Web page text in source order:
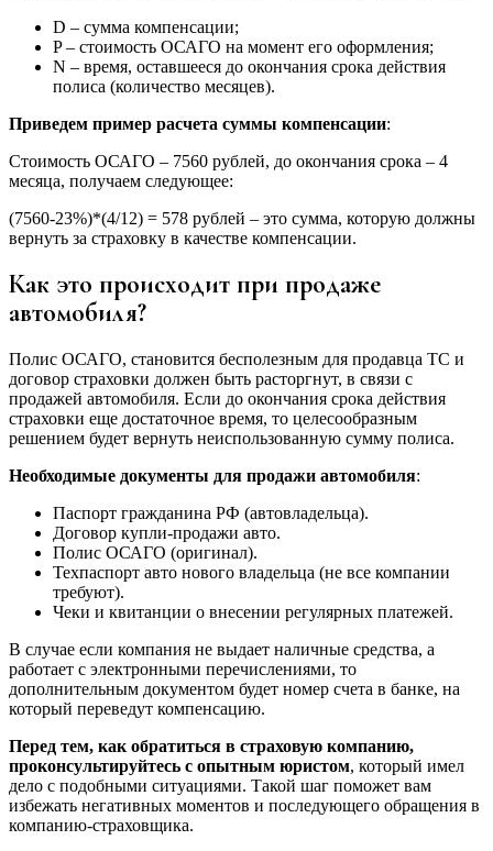
D – сумма компенсации;
P – стоимость ОСАГО на момент его оформления;
N – время, оставшееся до окончания срока действия
полиса (количество месяцев).
Приведем пример расчета суммы компенсации:
Стоимость ОСАГО – 7560 рублей, до окончания срока – 4
месяца, получаем следующее:
(7560-23%)*(4/12) = 578 рублей – это сумма, которую должны
вернуть за страховку в качестве компенсации.
Как это происходит при продаже
автомобиля?
Полис ОСАГО, становится бесполезным для продавца ТС и
договор страховки должен быть расторгнут, в связи с
продажей автомобиля. Если до окончания срока действия
страховки еще достаточное время, то целесообразным
решением будет вернуть неиспользованную сумму полиса.
Необходимые документы для продажи автомобиля:
Паспорт гражданина РФ (автовладельца).
Договор купли-продажи авто.
Полис ОСАГО (оригинал).
Техпаспорт авто нового владельца (не все компании
требуют).
Чеки и квитанции о внесении регулярных платежей.
В случае если компания не выдает наличные средства, а
работает с электронными перечислениями, то
дополнительным документом будет номер счета в банке, на
который переведут компенсацию.
Перед тем, как обратиться в страховую компанию,
проконсультируйтесь с опытным юристом, который имел
дело с подобными ситуациями. Такой шаг поможет вам
избежать негативных моментов и последующего обращения в
компанию-страховщика.